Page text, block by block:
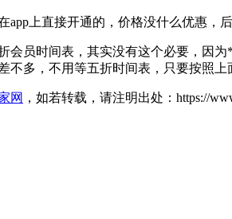
app上直接开通的，价格没什么优惠，
会员时间表，其实没有这个必要，因
不多，不用等五折时间表，只要按照上
网 ，如若转载，请注明出处：https://